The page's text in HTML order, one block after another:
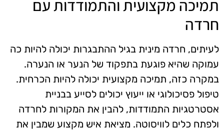
תמיכה מקצועית והתמודדות עם
חרדה
לעיתים, חרדה מינית בגיל ההתבגרות יכולה להיות כה
עמוקה שהיא פוגעת בתפקוד של הנער או הנערה.
במקרה כזה, תמיכה מקצועית יכולה להיות הכרחית.
טיפול פסיכולוגי או ייעוץ יכולים לסייע בבניית
אסטרטגיות התמודדות, להבין את המקורות לחרדה
ולפתח כלים לוויסוטה. מציאת איש מקצוע שמבין את